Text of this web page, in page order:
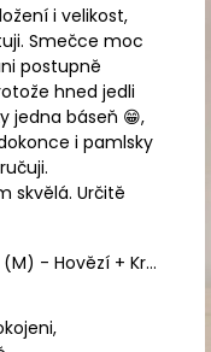
i velikost,
Smečce moc
postupně
hned jedli
jedna báseň 😁,
i pamlsky
skvělá. Určitě
Granule pro dospělé psy (M) - Hovězí + Krůtí 9kg
5 hvězdiček.